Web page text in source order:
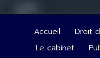
Accueil Droit
Le cabinet